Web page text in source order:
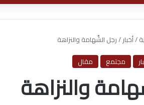
/أخبار/رجل الشَّهامة والنزاهة
مجتمع مقال
والنزاهة